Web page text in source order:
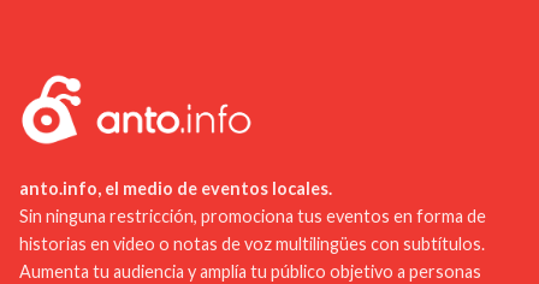
anto.info, el medio de eventos locales.
Sin ninguna restricción, promociona tus eventos en forma de
historias en video o notas de voz multilingües con subtítulos.
Aumenta tu audiencia y amplía tu público objetivo a personas